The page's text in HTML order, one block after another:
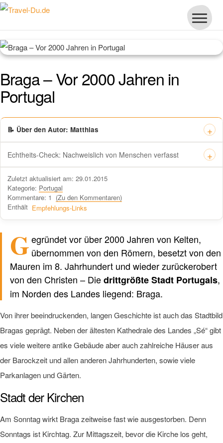
Braga – Vor 2000 Jahren in
Portugal
📝 Über den Autor: Matthias
Echtheits-Check: Nachweislich von Menschen verfasst
https://travel-du.de von Winston AI geprüft wurde und die Inhalte von
menschlichen Autoren ohne KI-Tools verfasst wurden.
Verfasst von einem Menschen
nicht von KI
Zuletzt aktualisiert am: 29.01.2015
Kategorie: Portugal
Kommentare: 1 (Zu den Kommentaren)
Enthält Empfehlungs-Links
Gegründet vor über 2000 Jahren von Kelten,
übernommen von den Römern, besetzt von den
Mauren im 8. Jahrhundert und wieder zurückerobert
von den Christen – Diedrittgrößte Stadt Portugals,
im Norden des Landes liegend: Braga.
Von ihrer beeindruckenden, langen Geschichte ist auch das Stadtbild
Bragas geprägt. Neben der ältesten Kathedrale des Landes „Sé“ gibt
es viele weitere antike Gebäude aber auch zahlreiche Häuser aus
der Barockzeit und allen anderen Jahrhunderten, sowie viele
Parkanlagen und Gärten.
Stadt der Kirchen
Am Sonntag wirkt Braga zeitweise fast wie ausgestorben. Denn
Sonntags ist Kirchtag. Zur Mittagszeit, bevor die Kirche los geht,